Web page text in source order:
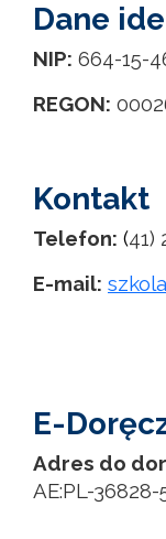
Dane
NIP: 664-15-
REGON:
Kontakt
Telefon: (41)
E-mail:
E-
Adres do
AE:PL-